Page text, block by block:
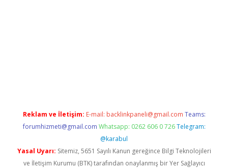
Reklam ve İletişim: E-mail: backlinkpaneli@gmail.com Teams:
forumhizmeti@gmail.com Whatsapp: 0262 606 0 726 Telegram:
@karabul
Yasal Uyarı: Sitemiz, 5651 Sayılı Kanun gereğince Bilgi Teknolojileri
ve İletişim Kurumu (BTK) tarafından onaylanmış bir Yer Sağlayıcı